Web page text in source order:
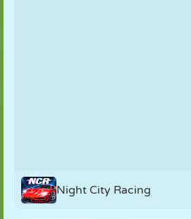
Night City Racing